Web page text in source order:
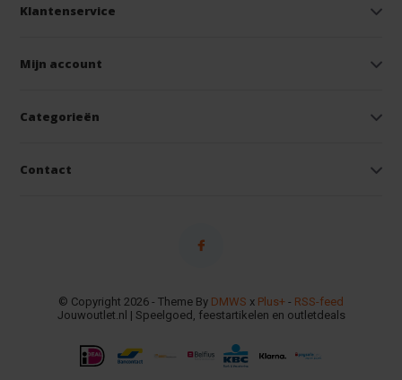
Klantenservice
Mijn account
Categorieën
Contact
© Copyright 2026 - Theme By DMWS x Plus+ - RSS-feed
Jouwoutlet.nl | Speelgoed, feestartikelen en outletdeals